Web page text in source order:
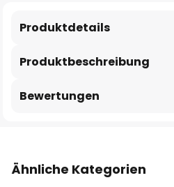
Produktbeschreibung
Produktdetails
Bewertungen
Ähnliche Kategorien